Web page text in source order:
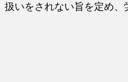
扱いをされない旨を定め、